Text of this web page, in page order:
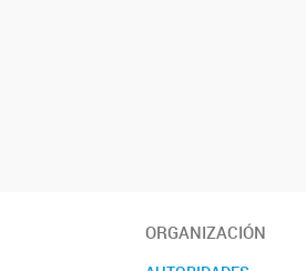
ORGANIZACIÓN